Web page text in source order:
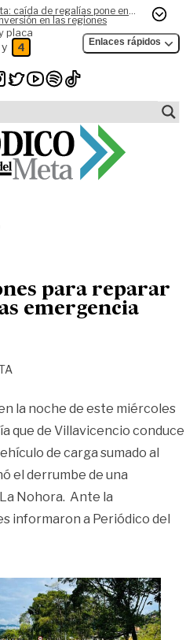
caída de regalías pone en
en las regiones
placa
y 4 Enlaces rápidos
para reparar
emergencia
la noche de este miércoles
que de Villavicencio conduce
de carga sumado al
el derrumbe de una
Nohora. Ante la
informaron a Periódico del